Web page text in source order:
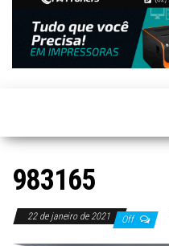
983165
22 de janeiro de 2021 Off